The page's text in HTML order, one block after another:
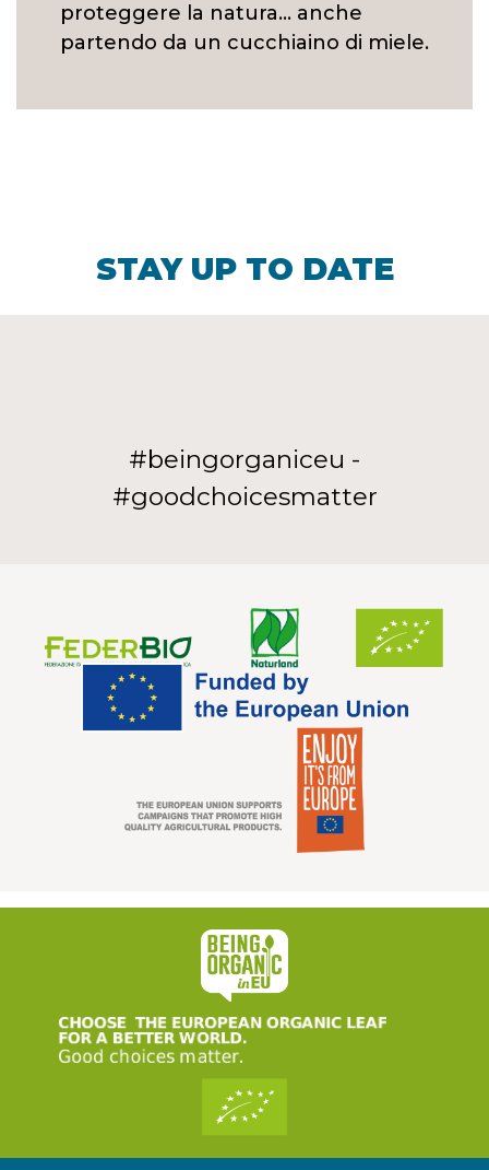
proteggere la natura… anche
partendo da un cucchiaino di miele.
STAY UP TO DATE
#beingorganiceu -
#goodchoicesmatter